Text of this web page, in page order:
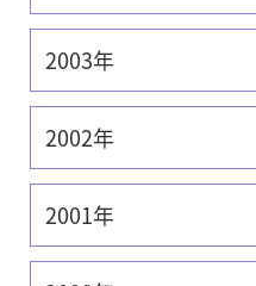
2003年
2002年
2001年